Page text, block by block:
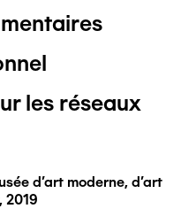
les réseaux
d'art moderne, d'art
2019